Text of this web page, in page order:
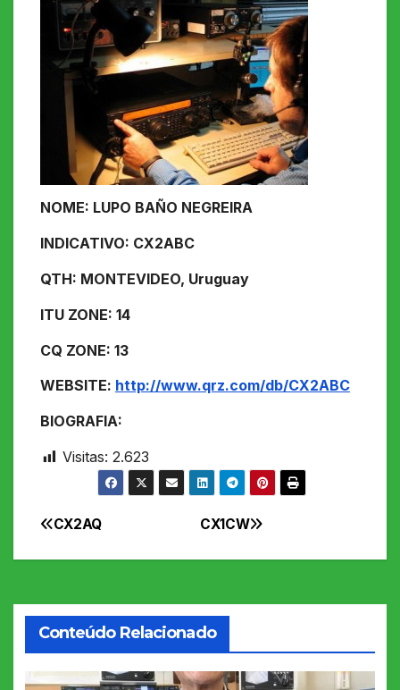
NOME: LUPO BAÑO NEGREIRA
INDICATIVO: CX2ABC
QTH: MONTEVIDEO, Uruguay
ITU ZONE: 14
CQ ZONE: 13
WEBSITE: http://www.qrz.com/db/CX2ABC
BIOGRAFIA:
Visitas: 2.623
Navegação
de
Post
CX1CW
CX2AQ
Conteúdo Relacionado